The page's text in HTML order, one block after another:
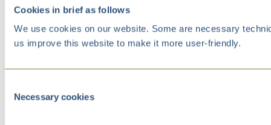
Cookies in brief as follows
We use cookies on our website. Some are necessary
us improve this website to make it more user-friendly.
Selection
Necessary cookies